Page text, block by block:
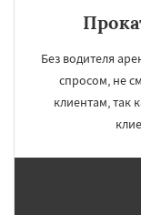
Без водителя
спросом, не
клиентам, так